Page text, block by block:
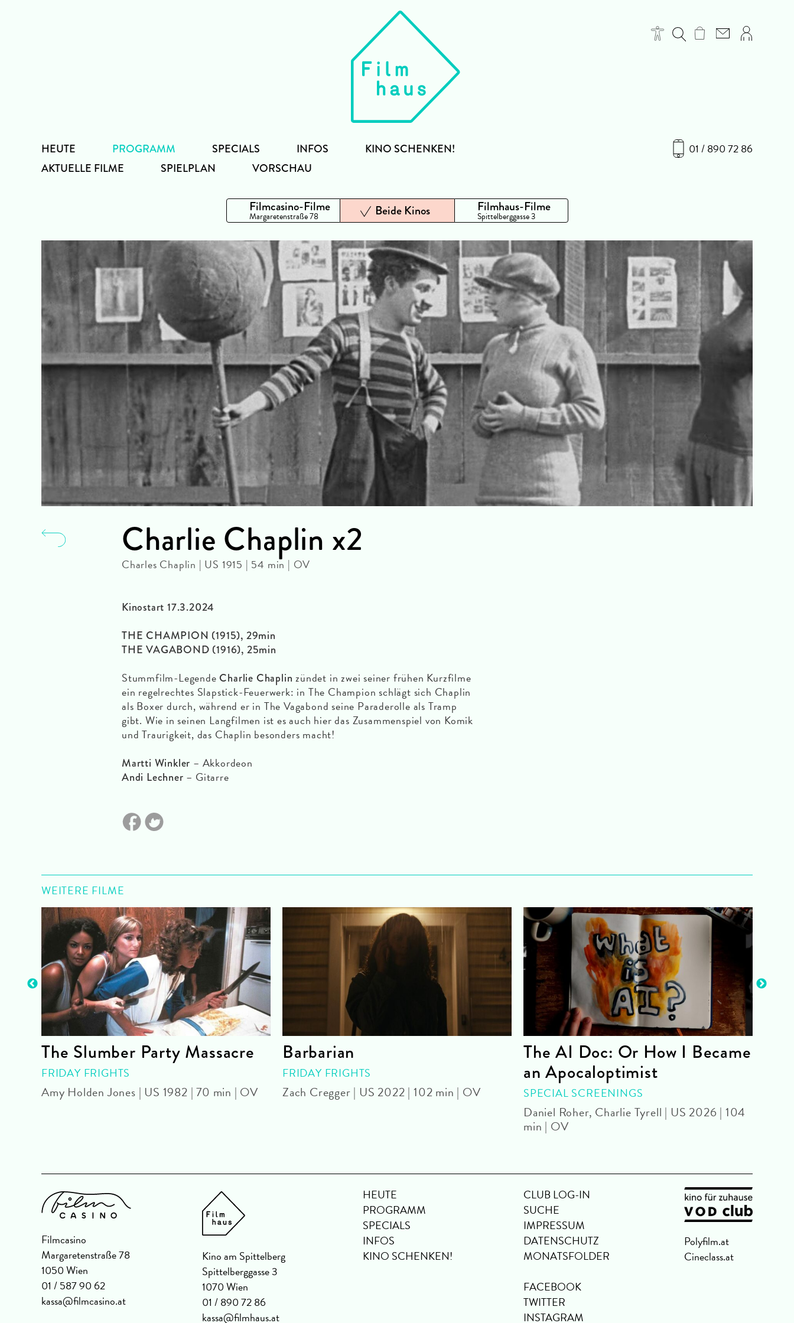
01 / 890 72 86
HEUTE
PROGRAMM
AKTUELLE FILME
SPIELPLAN VORSCHAU
SPECIALS INFOS KINO SCHENKEN!
Filmcasino-Filme
Margaretenstraße 78 Beide Kinos Filmhaus-Filme
Spittelberggasse 3
Charlie Chaplin x2
Charles Chaplin | US 1915 | 54 min | OV
Kinostart 17.3.2024
THE CHAMPION (1915), 29min
THE VAGABOND (1916), 25min
Stummfilm-LegendeCharlie Chaplin zündet in zwei seiner frühen Kurzfilme
ein regelrechtes Slapstick-Feuerwerk: in The Champion schlägt sich Chaplin
als Boxer durch, während er in The Vagabond seine Paraderolle als Tramp
gibt. Wie in seinen Langfilmen ist es auch hier das Zusammenspiel von Komik
und Traurigkeit, das Chaplin besonders macht!
Martti Winkler – Akkordeon
Andi Lechner – Gitarre
WEITERE FILME
The Slumber Party Massacre
FRIDAY FRIGHTS
Amy Holden Jones | US 1982 | 70 min | OV
Barbarian
FRIDAY FRIGHTS
Zach Cregger | US 2022 | 102 min | OV
The AI Doc: Or How I Became
an Apocaloptimist
SPECIAL SCREENINGS
Daniel Roher, Charlie Tyrell | US 2026 | 104
min | OV
Filmcasino
Margaretenstraße 78
1050 Wien
01 / 587 90 62
kassa@filmcasino.at
Kino am Spittelberg
Spittelberggasse 3
1070 Wien
01 / 890 72 86
kassa@filmhaus.at
HEUTE
PROGRAMM
SPECIALS
INFOS
KINO SCHENKEN!
CLUB LOG-IN
SUCHE
IMPRESSUM
DATENSCHUTZ
MONATSFOLDER
FACEBOOK
TWITTER
INSTAGRAM
Polyfilm.at
Cineclass.at